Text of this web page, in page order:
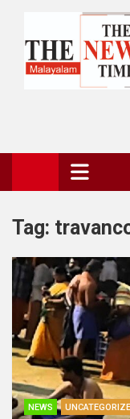
content
Tag:
NEWS